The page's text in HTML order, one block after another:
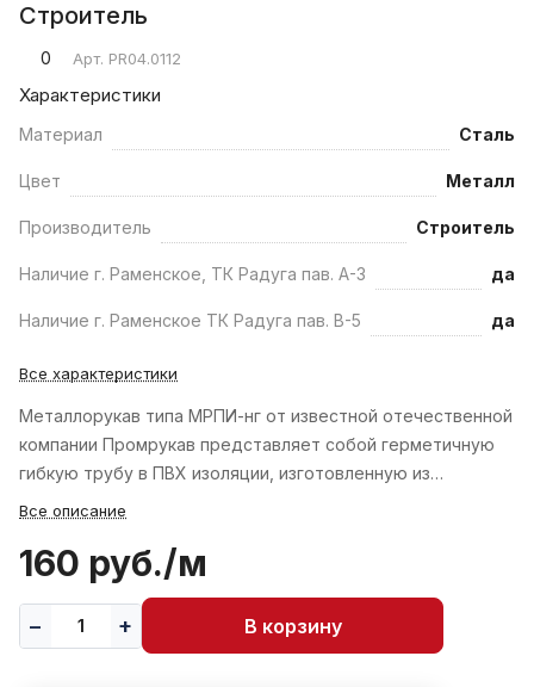
Строитель
0 Арт. PR04.0112
Характеристики
Материал Сталь
Цвет Металл
Производитель Строитель
Наличие г. Раменское, ТК Радуга пав. А-3 да
Наличие г. Раменское ТК Радуга пав. В-5 да
Все характеристики
Металлорукав типа МРПИ-нг от известной отечественной
компании Промрукав представляет собой герметичную
гибкую трубу в ПВХ изоляции, изготовленную из…
Все описание
160 руб./м
В корзину